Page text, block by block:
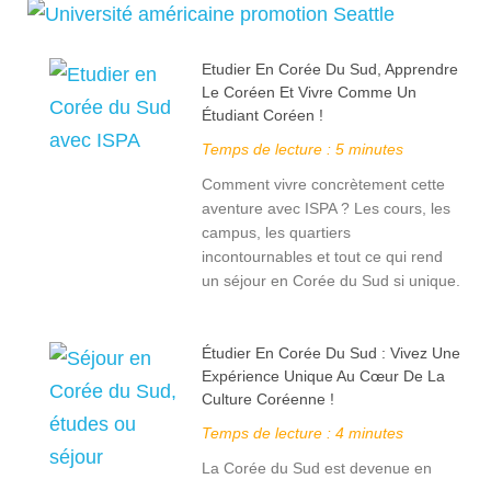
Etudier En Corée Du Sud, Apprendre
Le Coréen Et Vivre Comme Un
Étudiant Coréen !
Temps de lecture : 5 minutes
Comment vivre concrètement cette
aventure avec ISPA ? Les cours, les
campus, les quartiers
incontournables et tout ce qui rend
un séjour en Corée du Sud si unique.
Étudier En Corée Du Sud : Vivez Une
Expérience Unique Au Cœur De La
Culture Coréenne !
Temps de lecture : 4 minutes
La Corée du Sud est devenue en